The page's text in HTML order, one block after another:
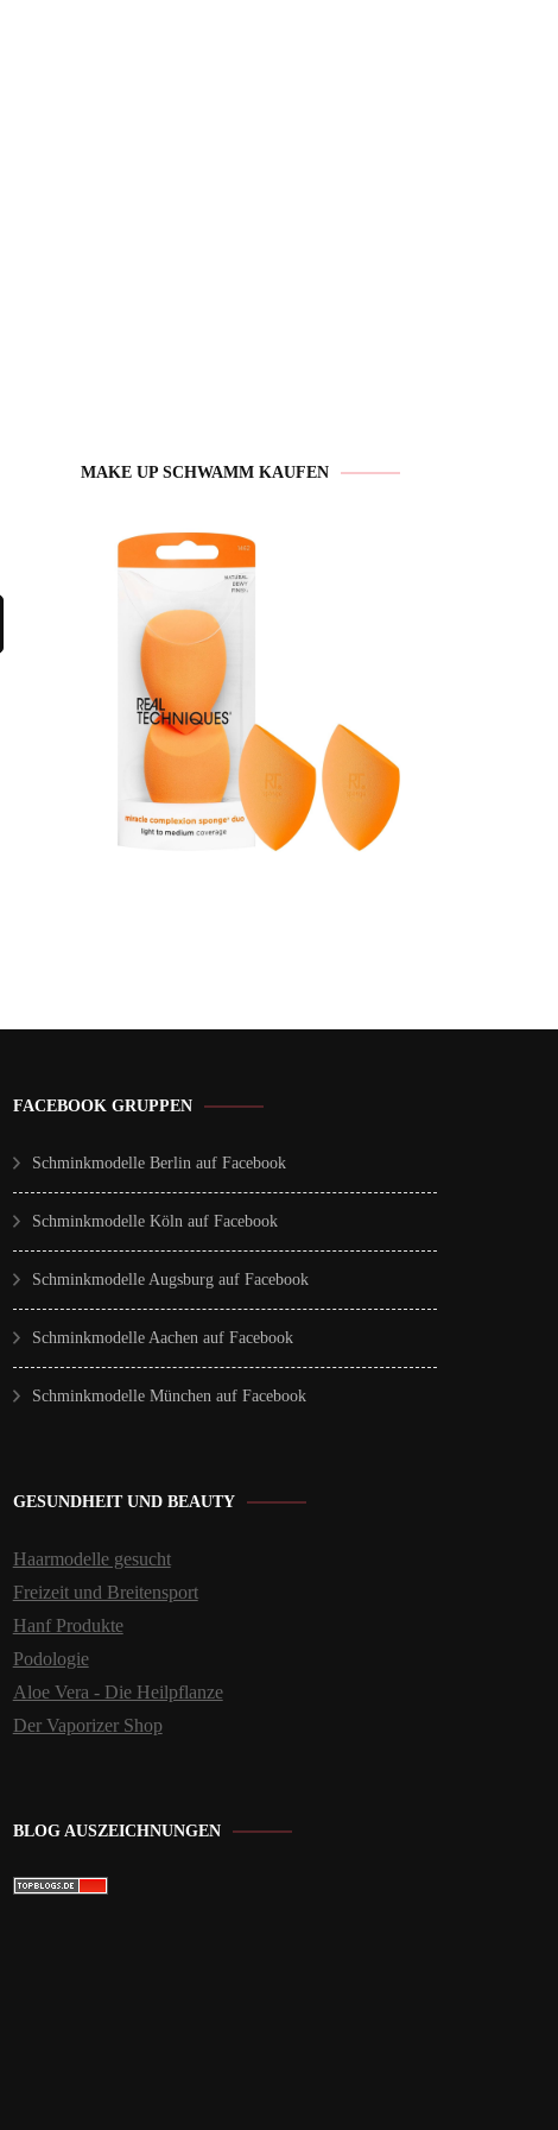
MAKE UP SCHWAMM KAUFEN
FACEBOOK GRUPPEN
Schminkmodelle Berlin auf Facebook
Schminkmodelle Köln auf Facebook
Schminkmodelle Augsburg auf Facebook
Schminkmodelle Aachen auf Facebook
Schminkmodelle München auf Facebook
GESUNDHEIT UND BEAUTY
Haarmodelle gesucht
Freizeit und Breitensport
Hanf Produkte
Podologie
Aloe Vera - Die Heilpflanze
Der Vaporizer Shop
BLOG AUSZEICHNUNGEN